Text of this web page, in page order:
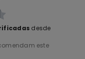
desde
este